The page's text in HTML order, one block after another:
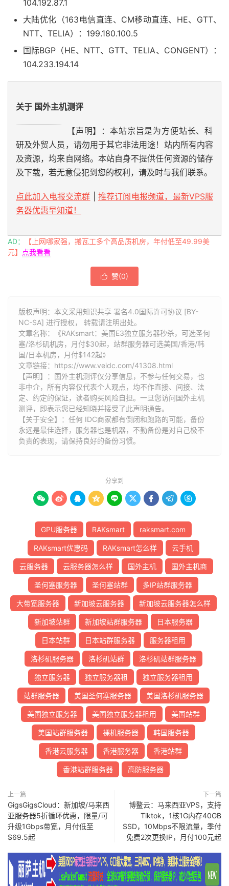
104.192.87.1
大陆优化（163电信直连、CM移动直连、HE、GTT、
NTT、TELIA）：199.180.100.5
国际BGP（HE、NTT、GTT、TELIA、CONGENT）：
104.233.194.14
关于 国外主机测评
【声明】：本站宗旨是为方便站长、科
研及外贸人员，请勿用于其它非法用途！站内所有内容
及资源，均来自网络。本站自身不提供任何资源的储存
及下载，若无意侵犯到您的权利，请及时与我们联系。
点此加入电报交流群
推荐订阅电报频道，最新VPS服
务器优惠早知道！
AD：
【上网哪家强，搬瓦工多个高品质机房，年付低至49.99美
元】
点我看看
 赞(0)
版权声明：本文采用知识共享 署名4.0国际许可协议 [BY-
NC-SA] 进行授权， 转载请注明出处。
文章名称：《RAKsmart：美国E3独立服务器秒杀，可选圣何
塞/洛杉矶机房，月付$30起，站群服务器可选美国/香港/韩
国/日本机房，月付$142起》
文章链接： https://www.veidc.com/41308.html
【声明】：国外主机测评仅分享信息，不参与任何交易，也
非中介，所有内容仅代表个人观点，均不作直接、间接、法
定、约定的保证，读者购买风险自担。一旦您访问国外主机
测评，即表示您已经知晓并接受了此声明通告。
【关于安全】：任何 IDC商家都有倒闭和跑路的可能，备份
永远是最佳选择，服务器也是机器，不勤备份是对自己极不
负责的表现，请保持良好的备份习惯。
分享到
        
GPU服务器 RAKsmart raksmart.com
RAKsmart优惠码 RAKsmart怎么样 云手机
云服务器 云服务器怎么样 国外主机 国外主机商
圣何塞服务器 圣何塞站群 多IP站群服务器
大带宽服务器 新加坡云服务器 新加坡云服务器怎么样
新加坡站群 新加坡站群服务器 日本服务器
日本站群 日本站群服务器 服务器租用
洛杉矶服务器 洛杉矶站群 洛杉矶站群服务器
独立服务器 独立服务器租 独立服务器租用
站群服务器 美国圣何塞服务器 美国洛杉矶服务器
美国独立服务器 美国独立服务器租用 美国站群
美国站群服务器 裸机服务器 韩国服务器
香港云服务器 香港服务器 香港站群
香港站群服务器 高防服务器
上一篇
GigsGigsCloud：新加坡/马来西
亚服务器5折循环优惠，限量/可
升级1Gbps带宽，月付低至
$69.5起
下一篇
博鳌云：马来西亚VPS，支持
Tiktok，1核1G内存40GB
SSD，10Mbps不限流量，季付
免费2次更换IP，月付100元起